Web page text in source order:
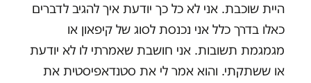
היית שוכבת. אני לא כל כך יודעת איך להגיב לדברים
כאלו בדרך כלל אני נכנסת לסוג של קיפאון או
מגמגמת תשובות. אני חושבת שאמרתי לו לא יודעת
או ששתקתי. והוא אמר לי את סטנדאפיסטית את